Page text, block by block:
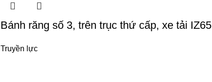
Bánh răng số 3, trên trục thứ cấp, xe tải IZ65
Truyền lực